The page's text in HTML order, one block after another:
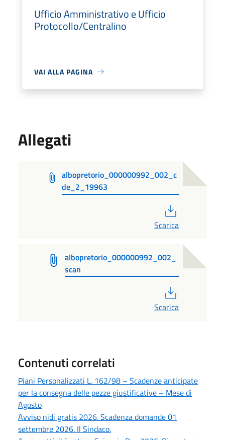
Ufficio Amministrativo e Ufficio
Protocollo/Centralino
VAI ALLA PAGINA
Allegati
albopretorio_000000992_002_c
de_2_19963
Scarica
albopretorio_000000992_002_
scan
Scarica
Contenuti correlati
Piani Personalizzati L. 162/98 – Scadenze anticipate
per la consegna delle pezze giustificative – Mese di
Agosto
Avviso nidi gratis 2026. Scadenza domande 01
settembre 2026. Il Sindaco.